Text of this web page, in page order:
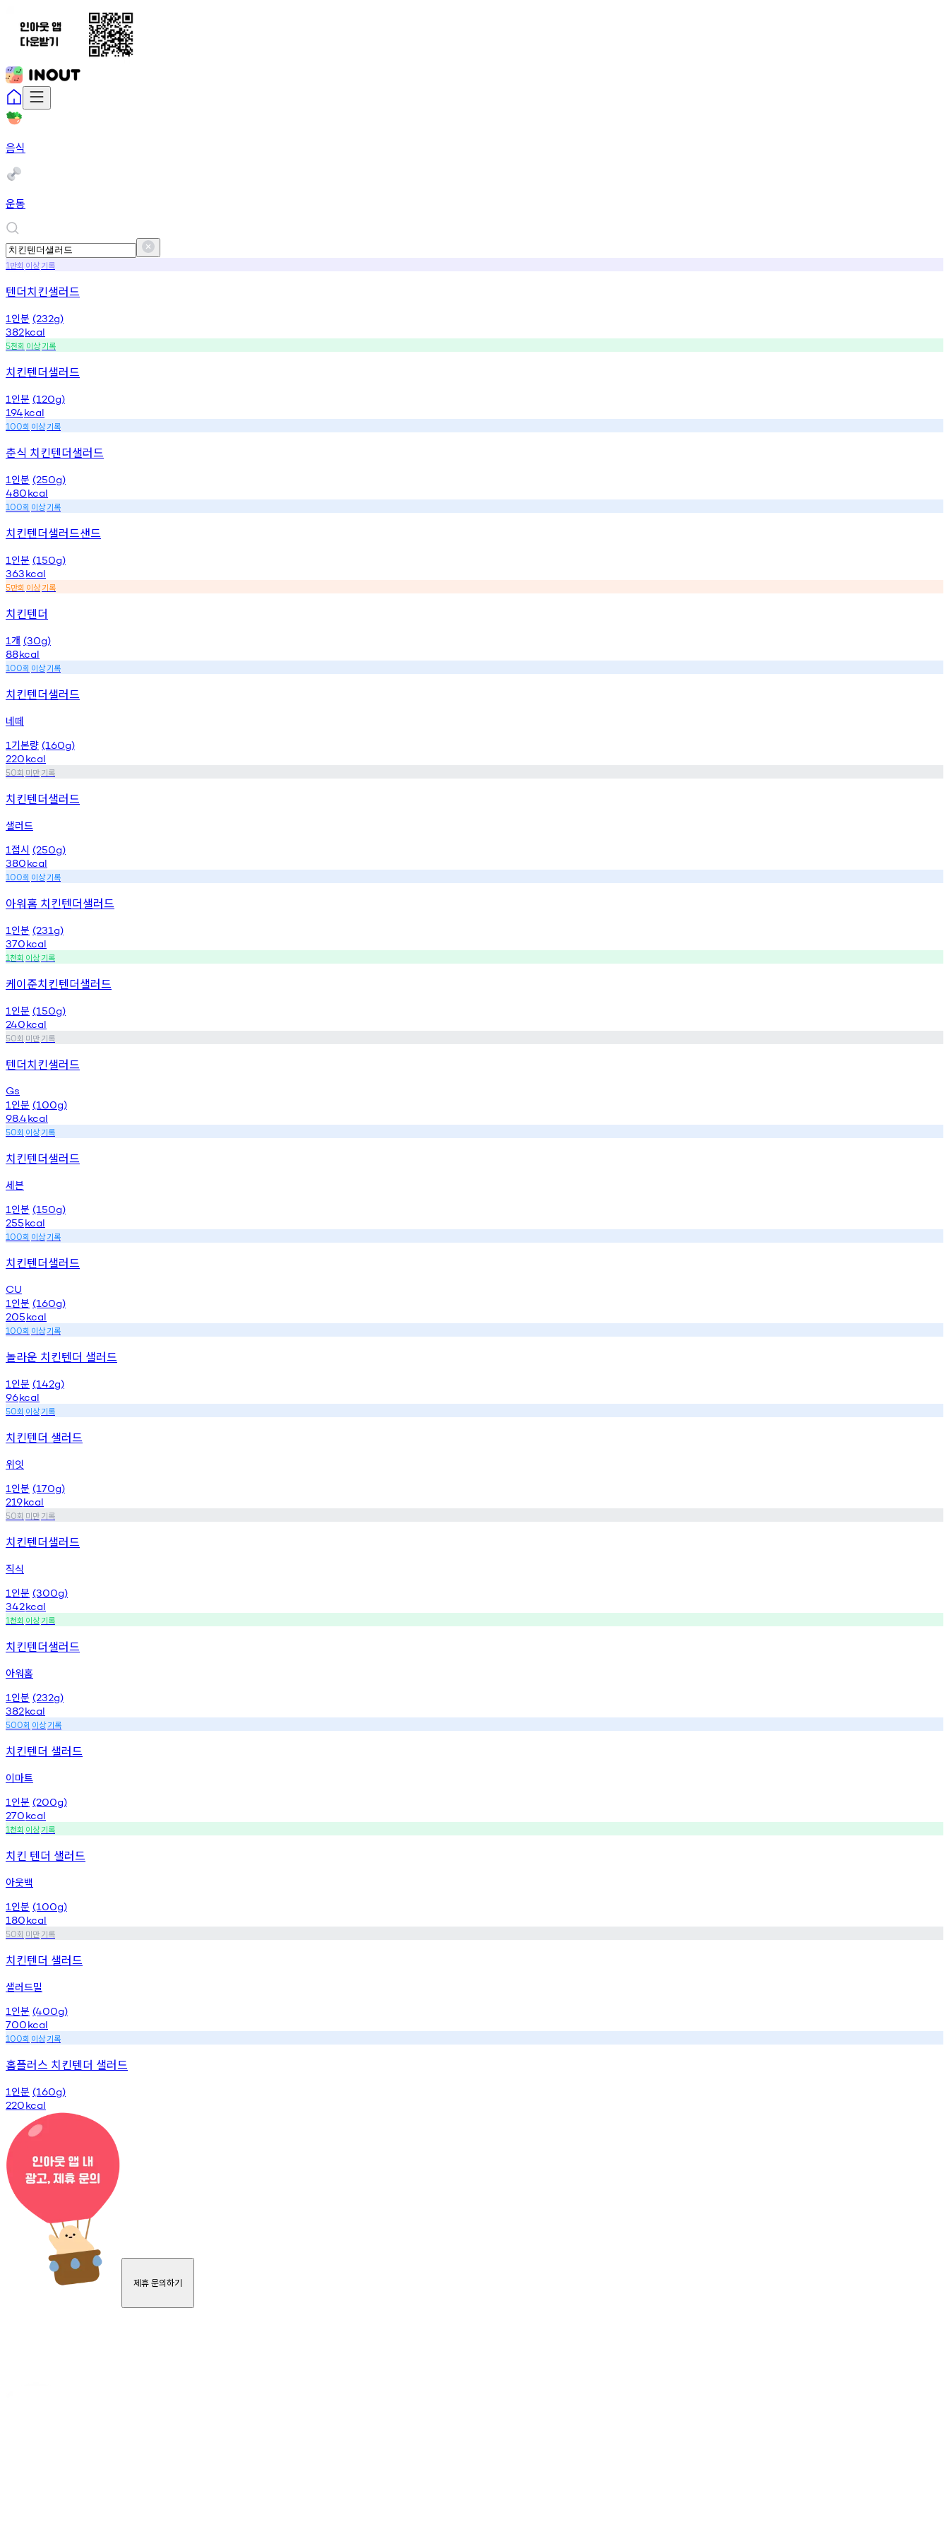
음식
운동
1 만회 이상기록
텐더치킨샐러드
1 인분 (232g)
382kcal
5천회 이상기록
치킨텐더샐러드
1 인분 (120g)
194kcal
100회 이상기록
춘식 치킨텐더샐러드
1 인분 (250g)
480kcal
100회 이상기록
치킨텐더샐러드샌드
1 인분 (150g)
363kcal
5만회 이상기록
치킨텐더
1 개 (30g)
88kcal
100회 이상기록
치킨텐더샐러드
네떼
1 기본량 (160g)
220kcal
50회 미만기록
치킨텐더샐러드
샐러드
1 접시 (250g)
380kcal
100회 이상기록
아워홈 치킨텐더샐러드
1 인분 (231g)
370kcal
1천회 이상기록
케이준치킨텐더샐러드
1 인분 (150g)
240kcal
50회 미만기록
텐더치킨샐러드
Gs
1 인분 (100g)
98.4kcal
50회 이상기록
치킨텐더샐러드
세븐
1 인분 (150g)
255kcal
100회 이상기록
치킨텐더샐러드
CU
1 인분 (160g)
205kcal
100회 이상기록
놀라운 치킨텐더 샐러드
1 인분 (142g)
96kcal
50회 이상기록
치킨텐더 샐러드
위잇
1 인분 (170g)
219kcal
50회 미만기록
치킨텐더샐러드
직식
1 인분 (300g)
342kcal
1천회 이상기록
치킨텐더샐러드
아워홈
1 인분 (232g)
382kcal
500회 이상기록
치킨텐더 샐러드
이마트
1 인분 (200g)
270kcal
1천회 이상기록
치킨 텐더 샐러드
아웃백
1 인분 (100g)
180kcal
50회 미만기록
치킨텐더 샐러드
샐러드밀
1 인분 (400g)
700kcal
100회 이상기록
홈플러스 치킨텐더 샐러드
1 인분 (160g)
220kcal
제휴 문의하기